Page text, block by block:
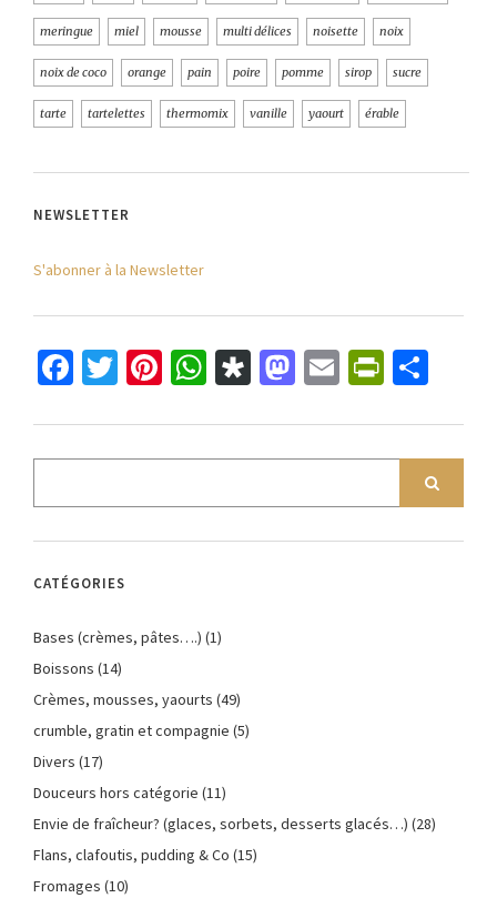
meringue miel mousse multi délices noisette noix
noix de coco orange pain poire pomme sirop sucre
tarte tartelettes thermomix vanille yaourt érable
NEWSLETTER
S'abonner à la Newsletter
Facebook
Twitter
Pinterest
WhatsApp
Diaspora
Mastodon
Email
CATÉGORIES
Bases (crèmes, pâtes….) (1)
Boissons (14)
Crèmes, mousses, yaourts (49)
crumble, gratin et compagnie (5)
Divers (17)
Douceurs hors catégorie (11)
Envie de fraîcheur? (glaces, sorbets, desserts glacés…) (28)
Flans, clafoutis, pudding & Co (15)
Fromages (10)